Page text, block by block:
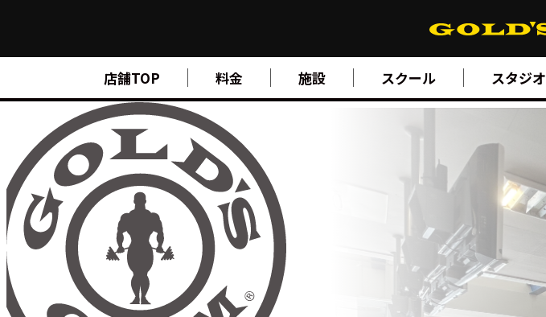
店舗TOP 料金 施設 スクール スタジオ
FIND A GYM 店舗検索
ABOUTゴールドジムについて
SUPPORT トレーニングサポート
SCHOOLスクール
STUDIO スタジオ
JOIN ご入会について
NEWS ニュース
SHOPオンラインストア